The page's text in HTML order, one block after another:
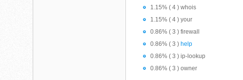
1.15% ( 4 ) whois
1.15% ( 4 ) your
0.86% ( 3 ) firewall
0.86% ( 3 ) help
0.86% ( 3 ) ip-lookup
0.86% ( 3 ) owner